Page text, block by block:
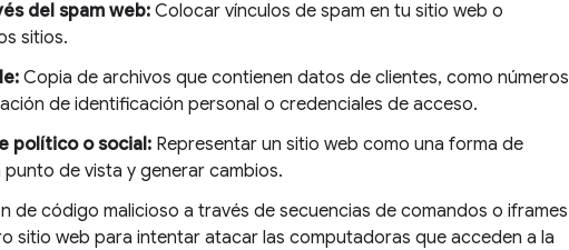
del spam web: Colocar vínculos de spam en tu sitio web o
sitios.
Copia de archivos que contienen datos de clientes, como números
de identificación personal o credenciales de acceso.
político o social: Representar un sitio web como una forma de
de vista y generar cambios.
de código malicioso a través de secuencias de comandos o iframes
sitio web para intentar atacar las computadoras que acceden a la